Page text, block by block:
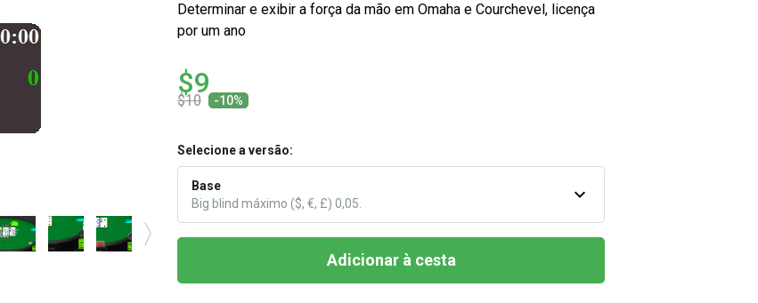
Determinar e exibir a força da mão em Omaha e Courchevel, licença
por um ano
$9
$10 -10%
Selecione a versão:
Base
Big blind máximo ($, €, £) 0,05.
Adicionar à cesta